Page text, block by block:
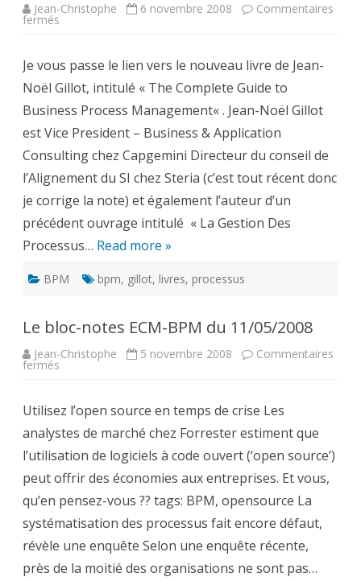
Jean-Christophe 6 novembre 2008 Commentaires
fermés
to
Business
Process
Management,
Jean-
Noël
Gillot
Je vous passe le lien vers le nouveau livre de Jean-
Noël Gillot, intitulé « The Complete Guide to
Business Process Management« . Jean-Noël Gillot
est Vice President – Business & Application
Consulting chez Capgemini Directeur du conseil de
l’Alignement du SI chez Steria (c’est tout récent donc
je corrige la note) et également l’auteur d’un
précédent ouvrage intitulé « La Gestion Des
Processus… Read more »
BPM bpm, gillot, livres, processus
Le bloc-notes ECM-BPM du 11/05/2008
Jean-Christophe 5 novembre 2008 Commentaires
fermés
ECM-
BPM
du
11/05/2008
Utilisez l’open source en temps de crise Les
analystes de marché chez Forrester estiment que
l’utilisation de logiciels à code ouvert (‘open source’)
peut offrir des économies aux entreprises. Et vous,
qu’en pensez-vous ?? tags: BPM, opensource La
systématisation des processus fait encore défaut,
révèle une enquête Selon une enquête récente,
près de la moitié des organisations ne sont pas…